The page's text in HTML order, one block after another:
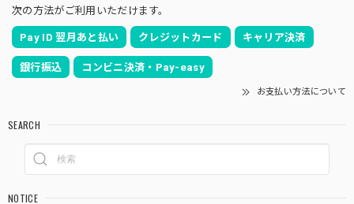
次の方法がご利用いただけます。
Pay ID 翌月あと払い クレジットカード キャリア決済
銀行振込 コンビニ決済・Pay-easy
お支払い方法について
SEARCH
NOTICE